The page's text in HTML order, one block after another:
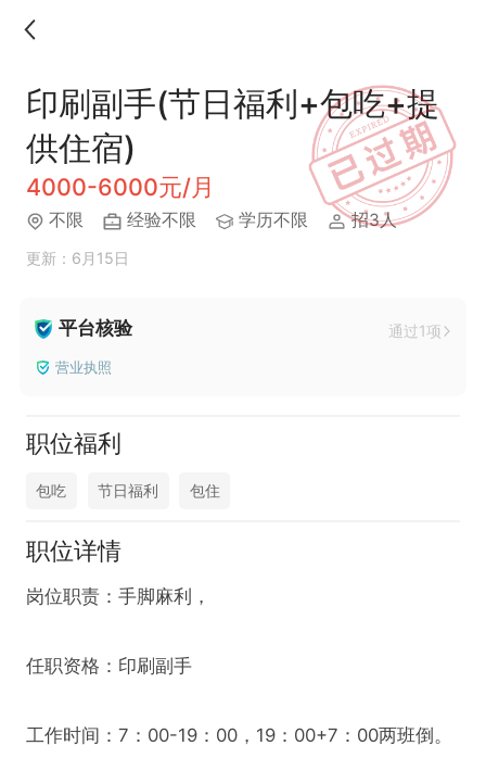
印刷副手(节日福利+包吃+提
供住宿)
4000-6000元/月
不限 经验不限 学历不限 招3人
更新：6月15日
平台核验 通过1项
营业执照
职位福利
包吃 节日福利 包住
职位详情
岗位职责：手脚麻利，
任职资格：印刷副手
工作时间：7：00-19：00，19：00+7：00两班倒。